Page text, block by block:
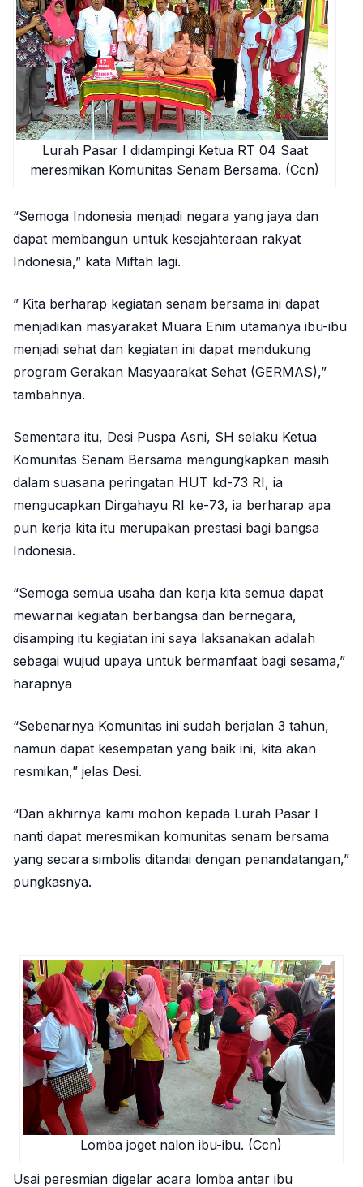
Lurah Pasar I didampingi Ketua RT 04 Saat
meresmikan Komunitas Senam Bersama. (Ccn)
“Semoga Indonesia menjadi negara yang jaya dan
dapat membangun untuk kesejahteraan rakyat
Indonesia,” kata Miftah lagi.
” Kita berharap kegiatan senam bersama ini dapat
menjadikan masyarakat Muara Enim utamanya ibu-ibu
menjadi sehat dan kegiatan ini dapat mendukung
program Gerakan Masyaarakat Sehat (GERMAS),”
tambahnya.
Sementara itu, Desi Puspa Asni, SH selaku Ketua
Komunitas Senam Bersama mengungkapkan masih
dalam suasana peringatan HUT kd-73 RI, ia
mengucapkan Dirgahayu RI ke-73, ia berharap apa
pun kerja kita itu merupakan prestasi bagi bangsa
Indonesia.
“Semoga semua usaha dan kerja kita semua dapat
mewarnai kegiatan berbangsa dan bernegara,
disamping itu kegiatan ini saya laksanakan adalah
sebagai wujud upaya untuk bermanfaat bagi sesama,”
harapnya
“Sebenarnya Komunitas ini sudah berjalan 3 tahun,
namun dapat kesempatan yang baik ini, kita akan
resmikan,” jelas Desi.
“Dan akhirnya kami mohon kepada Lurah Pasar I
nanti dapat meresmikan komunitas senam bersama
yang secara simbolis ditandai dengan penandatangan,”
pungkasnya.
Lomba joget nalon ibu-ibu. (Ccn)
Usai peresmian digelar acara lomba antar ibu